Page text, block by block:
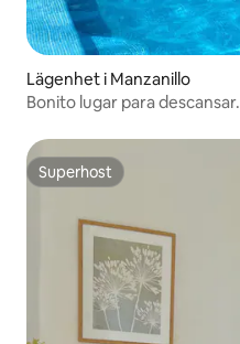
Lägenhet i Manzanillo
Bonito lugar para descansar.
Superhost
Superhost